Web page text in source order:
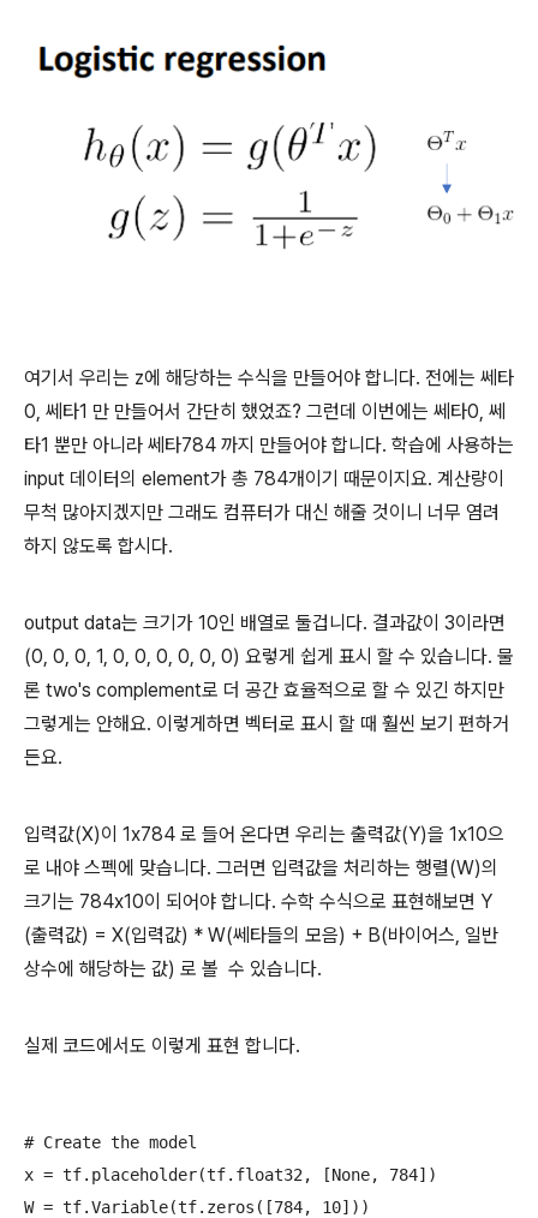
여기서 우리는 z에 해당하는 수식을 만들어야 합니다. 전에는 쎄타
0, 쎄타1 만 만들어서 간단히 했었죠? 그런데 이번에는 쎄타0, 쎄
타1 뿐만 아니라 쎄타784 까지 만들어야 합니다. 학습에 사용하는
input 데이터의 element가 총 784개이기 때문이지요. 계산량이
무척 많아지겠지만 그래도 컴퓨터가 대신 해줄 것이니 너무 염려
하지 않도록 합시다.
output data는 크기가 10인 배열로 둘겁니다. 결과값이 3이라면
(0, 0, 0, 1, 0, 0, 0, 0, 0, 0) 요렇게 쉽게 표시 할 수 있습니다. 물
론 two's complement로 더 공간 효율적으로 할 수 있긴 하지만
그렇게는 안해요. 이렇게하면 벡터로 표시 할 때 훨씬 보기 편하거
든요.
입력값(X)이 1x784 로 들어 온다면 우리는 출력값(Y)을 1x10으
로 내야 스펙에 맞습니다. 그러면 입력값을 처리하는 행렬(W)의
크기는 784x10이 되어야 합니다. 수학 수식으로 표현해보면 Y
(출력값) = X(입력값) * W(쎄타들의 모음) + B(바이어스, 일반
상수에 해당하는 값) 로 볼 수 있습니다.
실제 코드에서도 이렇게 표현 합니다.
# Create the model
x = tf.placeholder(tf.float32, [None, 784])
W = tf.Variable(tf.zeros([784, 10]))